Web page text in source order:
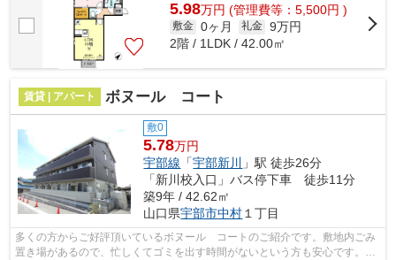
5.98万円 (管理費等：5,500円 )
敷金 0ヶ月 礼金 9万円
2階 / 1LDK / 42.00㎡
賃貸 | アパート ボヌール コート
敷0
5.78万円
宇部線 「宇部新川
」駅 徒歩26分
「新川校入口」バス停下車 徒歩11分
築9年 / 42.62㎡
山口県宇部市中村１丁目
多くの方からご好評頂いているボヌール コートのご紹介です。敷地内ごみ
置き場があるので、忙しくてゴミを出す時間がないという方も安心です。ご